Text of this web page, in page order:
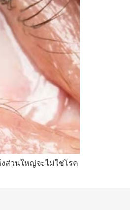
ส่วนใหญ่จะไม่ใช่โรค